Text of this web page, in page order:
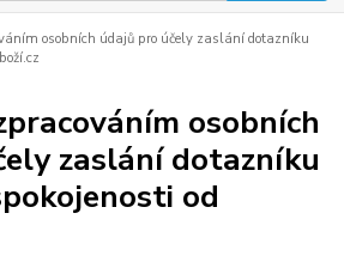
osobních údajů pro účely zaslání dotazníku
osobních
zaslání dotazníku
od